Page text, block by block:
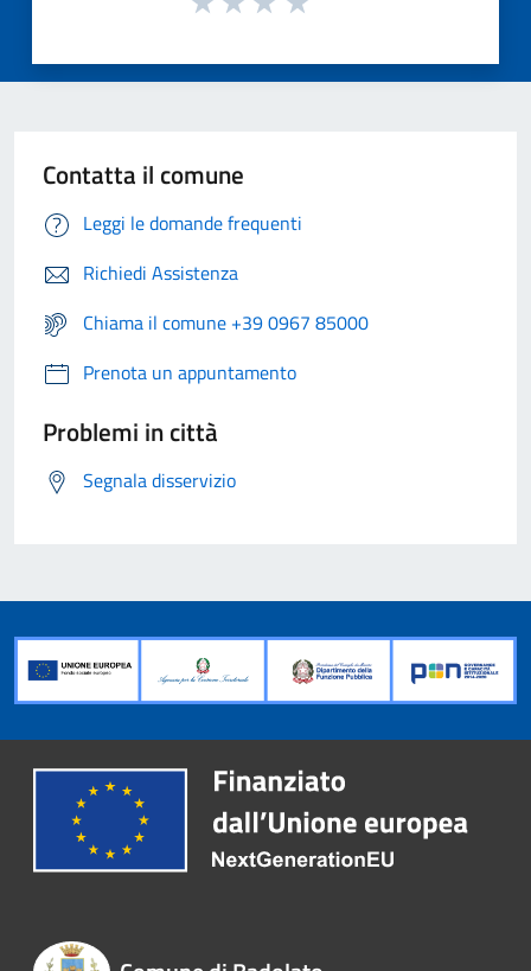
Contatta il comune
Leggi le domande frequenti
Richiedi Assistenza
Chiama il comune +39 0967 85000
Prenota un appuntamento
Problemi in città
Segnala disservizio